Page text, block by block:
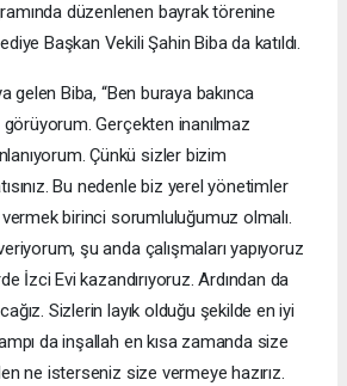
düzenlenen bayrak törenine
Başkan Vekili Şahin Biba da katıldı.
gelen Biba, “Ben buraya bakınca
Gerçekten inanılmaz
Çünkü sizler bizim
Bu nedenle biz yerel yönetimler
birinci sorumluluğumuz olmalı.
şu anda çalışmaları yapıyoruz
İzci Evi kazandırıyoruz. Ardından da
Sizlerin layık olduğu şekilde en iyi
da inşallah en kısa zamanda size
ne isterseniz size vermeye hazırız.